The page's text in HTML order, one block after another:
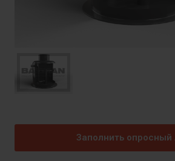
Заполнить опросный